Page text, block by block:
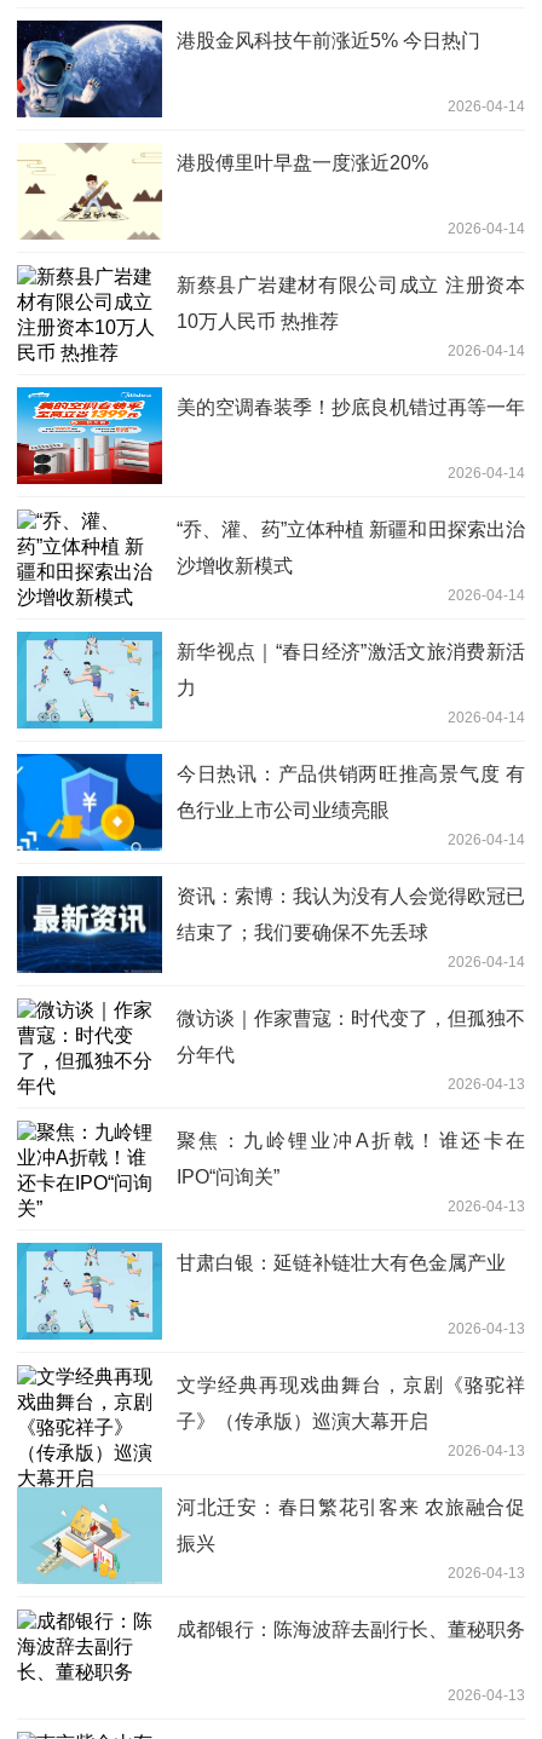
港股金风科技午前涨近5% 今日热门
2026-04-14
港股傅里叶早盘一度涨近20%
2026-04-14
新蔡县广岩建材有限公司成立 注册资本
10万人民币 热推荐
2026-04-14
美的空调春装季！抄底良机错过再等一年
2026-04-14
“乔、灌、药”立体种植 新疆和田探索出治
沙增收新模式
2026-04-14
新华视点｜“春日经济”激活文旅消费新活
力
2026-04-14
今日热讯：产品供销两旺推高景气度 有
色行业上市公司业绩亮眼
2026-04-14
资讯：索博：我认为没有人会觉得欧冠已
结束了；我们要确保不先丢球
2026-04-14
微访谈｜作家曹寇：时代变了，但孤独不
分年代
2026-04-13
聚焦：九岭锂业冲A折戟！谁还卡在
IPO“问询关”
2026-04-13
甘肃白银：延链补链壮大有色金属产业
2026-04-13
文学经典再现戏曲舞台，京剧《骆驼祥
子》（传承版）巡演大幕开启
2026-04-13
河北迁安：春日繁花引客来 农旅融合促
振兴
2026-04-13
成都银行：陈海波辞去副行长、董秘职务
2026-04-13